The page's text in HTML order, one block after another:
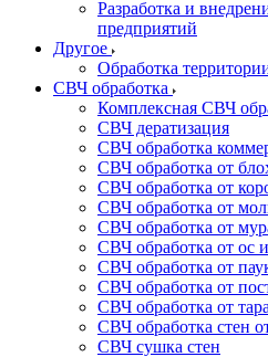
Разработка и
предприятий
Другое
Обработка
СВЧ обработка
Комплексная СВЧ
СВЧ дератизация
СВЧ обработка
СВЧ обработка от
СВЧ обработка от
СВЧ обработка от
СВЧ обработка от
СВЧ обработка от ос
СВЧ обработка от
СВЧ обработка от
СВЧ обработка от
СВЧ обработка стен
СВЧ сушка стен